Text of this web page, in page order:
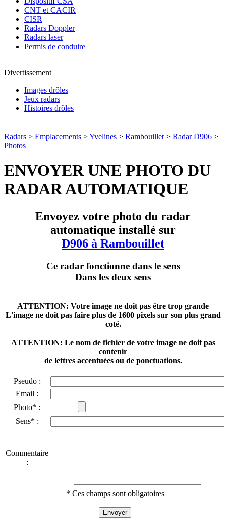
CNT et CACIR
CISR
Radars Doppler
Radars laser
Permis de conduire
Divertissement
Images drôles
Jeux radars
Histoires drôles
Radars > Emplacements >Yvelines > Rambouillet > Radar D906 >
Photos
ENVOYER UNE PHOTO DU
RADAR AUTOMATIQUE
Envoyez votre photo du radar
automatique installé sur
D906 à Rambouillet
Ce radar fonctionne dans le sens
Dans les deux sens
ATTENTION: Votre image ne doit pas être trop grande
L'image ne doit pas faire plus de 1600 pixels sur son plus grand
coté.
ATTENTION: Le nom de fichier de votre image ne doit pas
contenir
de lettres accentuées ou de ponctuations.
Pseudo :
Email :
Photo* :
Sens* :
Commentaire
:
* Ces champs sont obligatoires